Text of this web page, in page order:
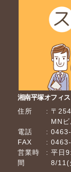
湘南平塚オフィス
住所
〒
MN
電話
FAX
営業時
間
平日
8/11(